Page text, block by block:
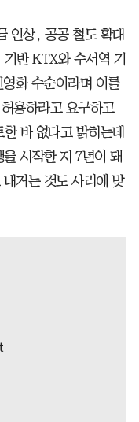
인상, 공공 철도 확대
반 KTX와 수서역 기
화 수순이라며 이를
용하라고 요구하고
바 없다고 밝히는데
시작한 지 7년이 돼
거는 것도 사리에 맞